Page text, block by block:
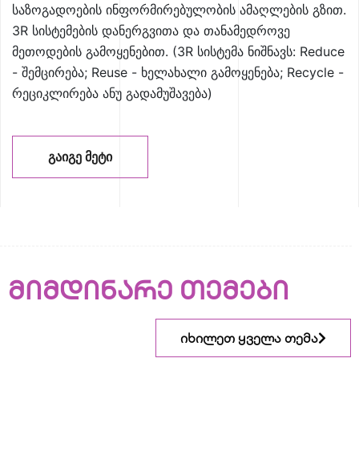
საზოგადოების ინფორმირებულობის ამაღლების გზით.
3R სისტემების დანერგვითა და თანამედროვე
მეთოდების გამოყენებით. (3R სისტემა ნიშნავს: Reduce
- შემცირება; Reuse - ხელახალი გამოყენება; Recycle -
რეციკლირება ანუ გადამუშავება)
ᲒᲐᲘᲒᲔ ᲛᲔᲢᲘ
მიმდინარე თემები
იხილეთ ყველა თემა